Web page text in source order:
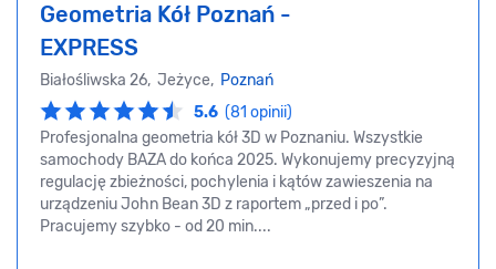
Geometria Kół Poznań -
EXPRESS
Białośliwska 26, Jeżyce, Poznań
5.6 (81 opinii)
Profesjonalna geometria kół 3D w Poznaniu. Wszystkie
samochody BAZA do końca 2025. Wykonujemy precyzyjną
regulację zbieżności, pochylenia i kątów zawieszenia na
urządzeniu John Bean 3D z raportem „przed i po”.
Pracujemy szybko - od 20 min....